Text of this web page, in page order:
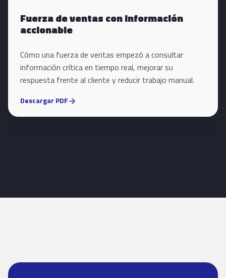
Fuerza de ventas con información
accionable
Cómo una fuerza de ventas empezó a consultar
información crítica en tiempo real, mejorar su
respuesta frente al cliente y reducir trabajo manual.
Descargar PDFarrow_forward